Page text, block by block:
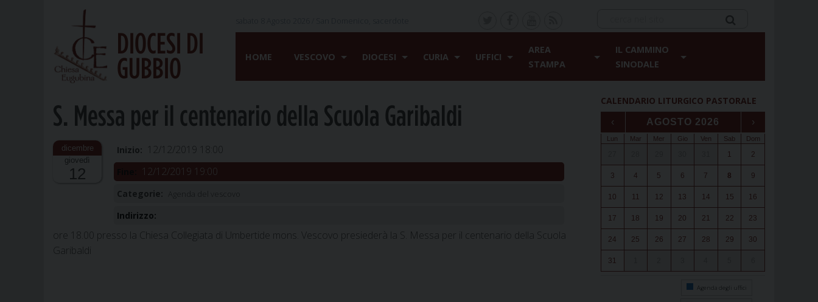
DIOCESI DI
GUBBIO
HOME VESCOVO DIOCESI CURIA UFFICI
AREA
STAMPA
IL CAMMINO
SINODALE
S. Messa per il centenario della Scuola Garibaldi
giovedì
12
Inizio: 12/12/2019 18:00
12/12/2019 19:00
Categorie:
Indirizzo:
ore 18.00 presso la Chiesa Collegiata di Umbertide mons. Vescovo presiederà la S. Messa per il centenario della Scuola
Garibaldi
CALENDARIO LITURGICO PASTORALE
‹ AGOSTO 2026 ›
Lun Mar Mer Gio Ven Sab Dom
1 2
3 4 5 6 7 8 9
10 11 12 13 14 15 16
17 18 19 20 21 22 23
24 25 26 27 28 29 30
31
Agenda degli uffici